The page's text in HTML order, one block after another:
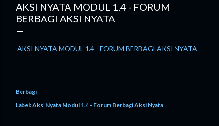
AKSI NYATA MODUL 1.4 - FORUM
BERBAGI AKSI NYATA
AKSI NYATA MODUL 1.4 - FORUM BERBAGI AKSI NYATA
Berbagi
Label:Aksi Nyata Modul 1.4 - Forum Berbagi Aksi Nyata